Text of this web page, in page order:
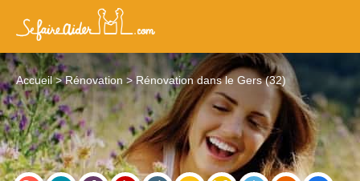
Accueil Rénovation Rénovation dans le Gers (32)